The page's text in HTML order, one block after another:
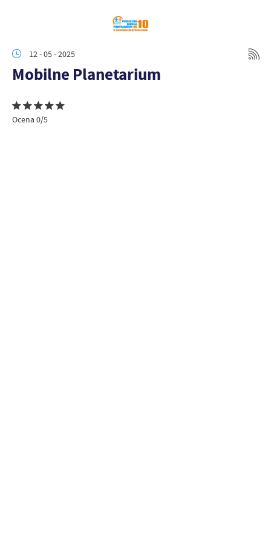
12 - 05 - 2025
Mobilne Planetarium
Ocena 0/5